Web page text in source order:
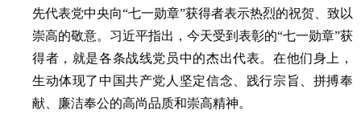
先代表党中央向“七一勋章”获得者表示热烈的祝贺、致以
崇高的敬意。习近平指出，今天受到表彰的“七一勋章”获
得者，就是各条战线党员中的杰出代表。在他们身上，
生动体现了中国共产党人坚定信念、践行宗旨、拼搏奉
献、廉洁奉公的高尚品质和崇高精神。